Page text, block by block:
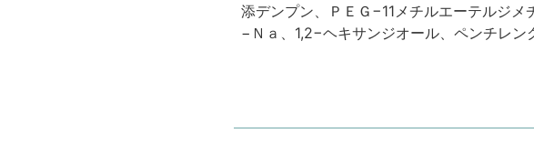
添デンプン、ＰＥＧ−11メチルエーテルジ
−Ｎａ、1,2−ヘキサンジオール、ペンチレ